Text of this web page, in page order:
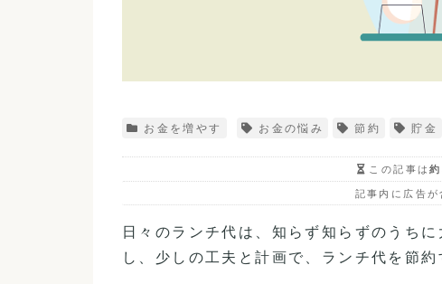
お金を増やす お金の悩み 節約 貯金
この記事は
記事内に広告が
日々のランチ代は、知らず知らずのうち
し、少しの工夫と計画で、ランチ代を節